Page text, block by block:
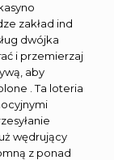
zakład ind
dwójka
i przemierzaj
aby
. Ta loteria
wędrujący
z ponad